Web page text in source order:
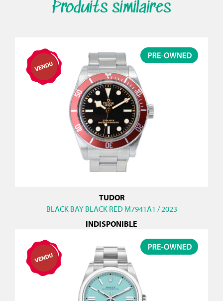
Produits similaires
TUDOR
BLACK BAY BLACK RED M7941A1 / 2023
INDISPONIBLE